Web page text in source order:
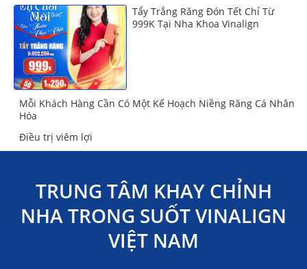
Tẩy Trắng Răng Đón Tết Chỉ Từ
999K Tại Nha Khoa Vinalign
Mỗi Khách Hàng Cần Có Một Kế Hoạch Niềng Răng Cá Nhân
Hóa
Điều trị viêm lợi
TRUNG TÂM KHAY CHỈNH
NHA TRONG SUỐT VINALIGN
VIỆT NAM